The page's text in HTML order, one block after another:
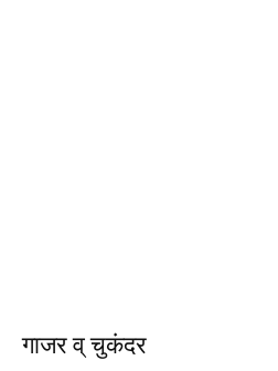
गाजर व् चुकंदर